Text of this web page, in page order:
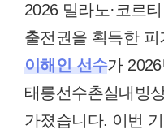
2026 밀라노·코르
출전권을 획득한
이해인 선수가
태릉선수촌실내빙
가졌습니다. 이번